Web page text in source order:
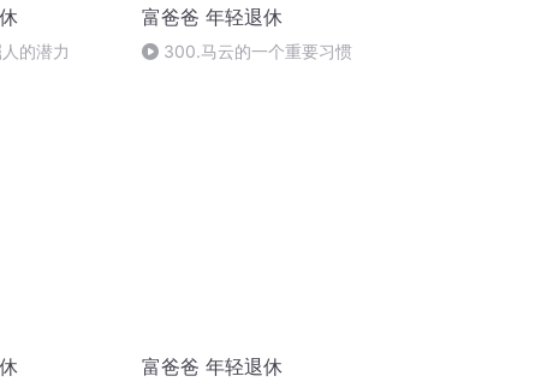
的潜力
富爸爸 年轻退休
300.马云的一个重要习惯
富爸爸 年轻退休